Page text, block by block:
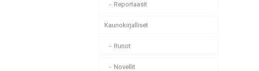
Reportaasit
Kaunokirjalliset
Runot
Novellit